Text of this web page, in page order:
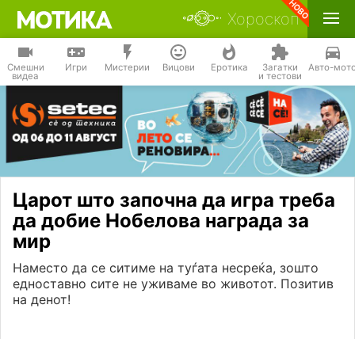
Хороскоп
Смешни
видеа
Игри Мистерии Вицови Еротика Загатки
и тестови
Авто-
Царот што започна да игра треба
да добие Нобелова награда за
мир
Наместо да се ситиме на туѓата несреќа, зошто
едноставно сите не уживаме во животот. Позитив
на денот!